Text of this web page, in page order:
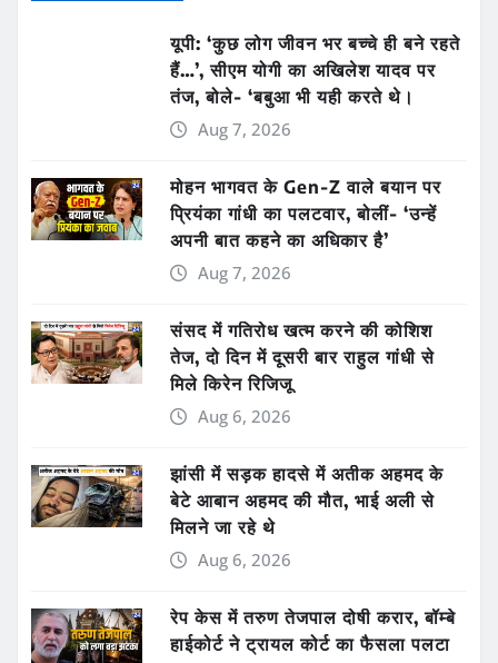
यूपी: ‘कुछ लोग जीवन भर बच्चे ही बने रहते
हैं…’, सीएम योगी का अखिलेश यादव पर
तंज, बोले- ‘बबुआ भी यही करते थे।
Aug 7, 2026
मोहन भागवत के Gen-Z वाले बयान पर
प्रियंका गांधी का पलटवार, बोलीं- ‘उन्हें
अपनी बात कहने का अधिकार है’
Aug 7, 2026
संसद में गतिरोध खत्म करने की कोशिश
तेज, दो दिन में दूसरी बार राहुल गांधी से
मिले किरेन रिजिजू
Aug 6, 2026
झांसी में सड़क हादसे में अतीक अहमद के
बेटे आबान अहमद की मौत, भाई अली से
मिलने जा रहे थे
Aug 6, 2026
रेप केस में तरुण तेजपाल दोषी करार, बॉम्बे
हाईकोर्ट ने ट्रायल कोर्ट का फैसला पलटा